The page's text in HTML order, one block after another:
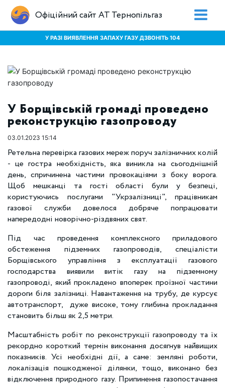
Офіційний сайт АТ Тернопільгаз
У РАЗІ ВИЯВЛЕННЯ ЗАПАХУ ГАЗУ ДЗВОНІТЬ 104
У Борщівській громаді проведено
реконструкцію газопроводу
03.01.2023 15:14
Ретельна перевірка газових мереж поруч залізничних колій
- це гостра необхідність, яка виникла на сьогоднішній
день, спричинена частими провокаціями з боку ворога.
Щоб мешканці та гості області були у безпеці,
користуючись послугами "Укрзалізниці", працівникам
газової служби довелося добряче попрацювати
напередодні новорічно-різдвяних свят.
Під час проведення комплексного приладового
обстеження підземних газопроводів, спеціалісти
Борщівського управління з експлуатації газового
господарства виявили витік газу на підземному
газопроводі, який прокладено впоперек проїзної частини
дороги біля залізниці. Навантаження на трубу, де курсує
автотранспорт, дуже високе, тому глибина прокладання
становить більш як 2,5 метри.
Масштабність робіт по реконструкції газопроводу та їх
рекордно короткий термін виконання досягнув найвищих
показників. Усі необхідні дії, а саме: земляні роботи,
локалізація пошкодженої ділянки, тощо, виконано без
відключення природного газу. Припинення газопостачання